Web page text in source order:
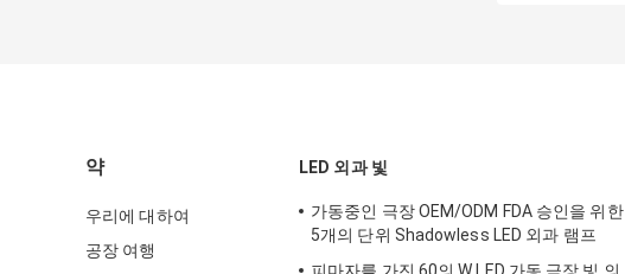
약
우리에 대하여
공장 여행
LED 외과 빛
가동중인 극장 OEM/ODM FDA 승인을 위한
5개의 단위 Shadowless LED 외과 램프